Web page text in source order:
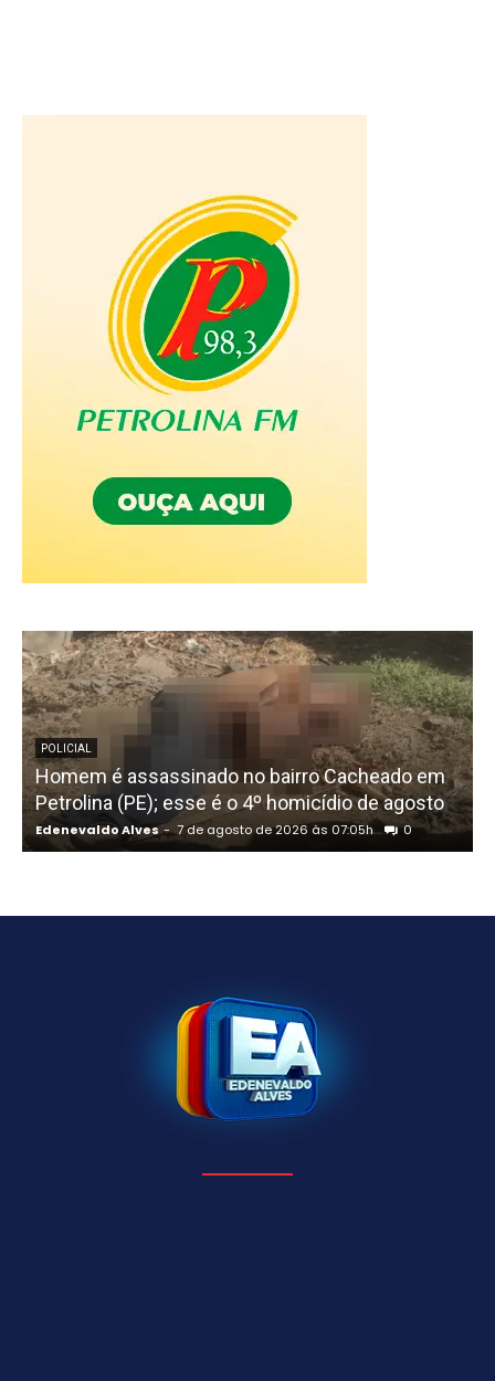
POLICIAL
Homem é assassinado no bairro Cacheado em
Petrolina (PE); esse é o 4º homicídio de agosto
Edenevaldo Alves - 7 de agosto de 2026 às 07:05h 0